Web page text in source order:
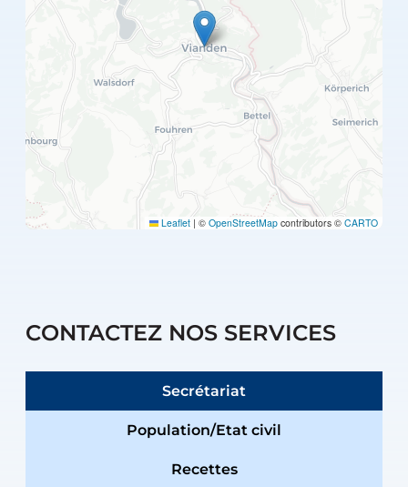
Leaflet | © OpenStreetMap contributors © CARTO
CONTACTEZ NOS SERVICES
Secrétariat
Population/Etat civil
Recettes